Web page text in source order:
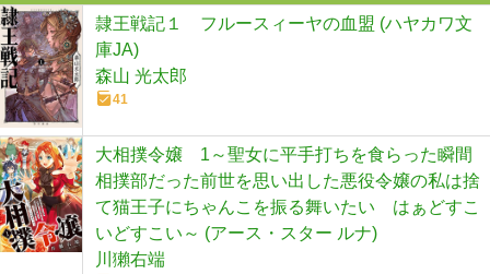
隷王戦記１ フルースィーヤの血盟 (ハヤカワ文
庫JA)
森山 光太郎
41
大相撲令嬢 1～聖女に平手打ちを食らった瞬間
相撲部だった前世を思い出した悪役令嬢の私は捨
て猫王子にちゃんこを振る舞いたい はぁどすこ
いどすこい～ (アース・スター ルナ)
川獺右端